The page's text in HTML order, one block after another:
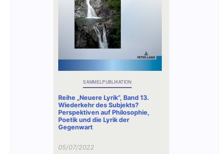
SAMMELPUBLIKATION
Reihe „Neuere Lyrik“, Band 13.
Wiederkehr des Subjekts?
Perspektiven auf Philosophie,
Poetik und die Lyrik der
Gegenwart
05/07/2022